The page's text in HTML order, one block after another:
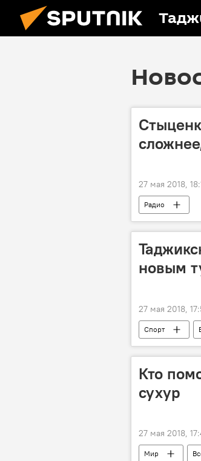
27 мая 2018,
Радио
новым
27 мая 2018,
Спорт
Таджикистан
Кто
сухур
27 мая 2018,
Мир